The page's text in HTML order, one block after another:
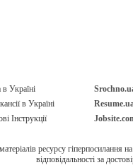
Україні
в Україні
Інструкції
ресурсу гіперпосилання
відповідальності за